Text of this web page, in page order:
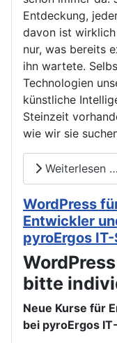
Entdeckung,
davon ist
nur, was bereits
ihn wartete.
Technologien
künstliche
Steinzeit
wie wir sie
Weiterlesen …
WordPress
Entwickler
pyroErgos
bitte
Neue Kurse für
bei pyroErgos